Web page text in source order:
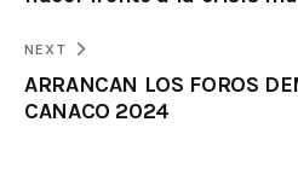
NEXT
ARRANCAN LOS FOROS
CANACO 2024